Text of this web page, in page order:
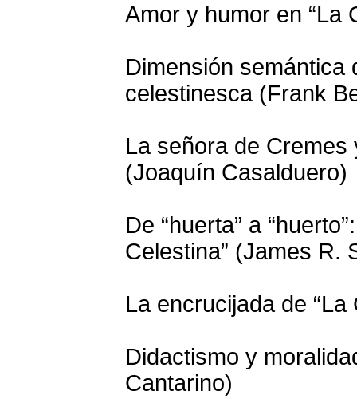
Amor y humor en “La
Dimensión semántica
celestinesca (Frank
La señora de
(Joaquín Casalduero)
De “huerta” a
Celestina” (James R.
La encrucijada de
Didactismo y
Cantarino)